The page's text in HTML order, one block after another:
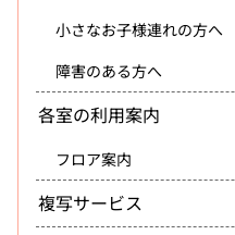
小さなお子様連れの方へ
障害のある方へ
各室の利用案内
フロア案内
複写サービス